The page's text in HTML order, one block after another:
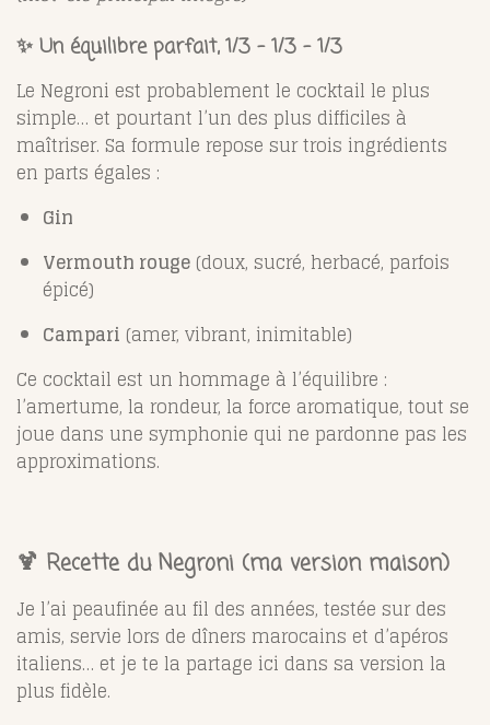
✨ Un équilibre parfait, 1/3 - 1/3 - 1/3
Le Negroni est probablement le cocktail le plus
simple… et pourtant l’un des plus difficiles à
maîtriser. Sa formule repose sur trois ingrédients
en parts égales :
Gin
Vermouth rouge (doux, sucré, herbacé, parfois
épicé)
Campari (amer, vibrant, inimitable)
Ce cocktail est un hommage à l’équilibre :
l’amertume, la rondeur, la force aromatique, tout se
joue dans une symphonie qui ne pardonne pas les
approximations.
🍹 Recette du Negroni (ma version maison)
Je l’ai peaufinée au fil des années, testée sur des
amis, servie lors de dîners marocains et d’apéros
italiens… et je te la partage ici dans sa version la
plus fidèle.